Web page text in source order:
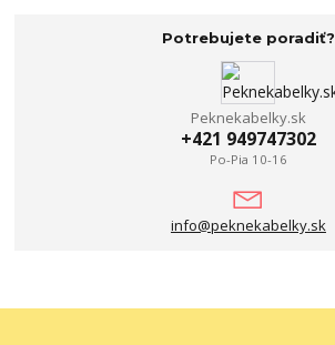
Potrebujete poradiť?
Peknekabelky.sk
+421 949747302
Po-Pia 10-16
info@peknekabelky.sk